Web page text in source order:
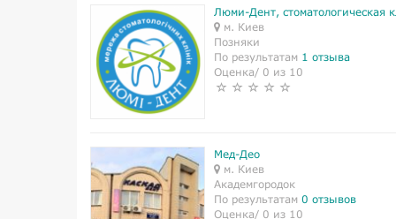
Люми-Дент, стоматологическая
м. Киев
Позняки
По результатам 1 отзыва
Оценка/ 0 из 10
Мед-Део
м. Киев
Академгородок
По результатам 0 отзывов
Оценка/ 0 из 10